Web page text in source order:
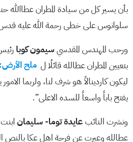
بأن يسير كل من سيادة المطران عطاالله
سلوانوس على خطى رحمة الله عليه
ورحب المهندس المقدسيسيمون كوبا
بتعيين المطران عطالله قائلُا ل ملح الأرض:
ليكون كاردينالاً هو شرف لنا، ولربما
يفتح باباً واسعاً للسده الاعلى”.
ونشرت النائبعايدة توما- سليمان
عطالله وعبرت عن فرحة اهل عكا بالنص